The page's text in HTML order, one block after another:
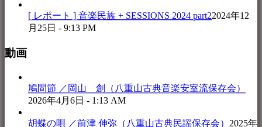
[ レポート ] 音楽民族 + SESSIONS 2024 part22024年12
月25日 - 9:13 PM
動画
鳩間節 ／岡山 創（八重山古典音楽安室流保存会）
2026年4月6日 - 1:13 AM
胡蝶の唄 ／前津 伸弥（八重山古典民謡保存会） 2025年